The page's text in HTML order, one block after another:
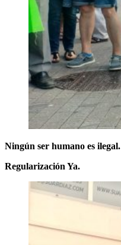
Ningún ser humano es ilegal.
Regularización Ya.